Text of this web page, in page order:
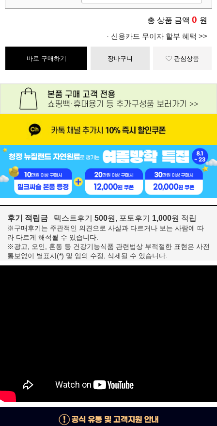
총 상품 금액 0 원
· 신용카드 무이자 할부 혜택 >>
바로 구매하기 장바구니 관심상품
후기 적립금 텍스트후기 500원, 포토후기 1,000원 적립
※구매후기는 주관적인 의견으로 사실과 다르거나 보는 사람에 따
라 다르게 해석될 수 있습니다.
※광고, 오인, 혼동 등 건강기능식품 관련법상 부적절한 표현은 사전
통보없이 별표시(*) 및 임의 수정, 삭제될 수 있습니다.